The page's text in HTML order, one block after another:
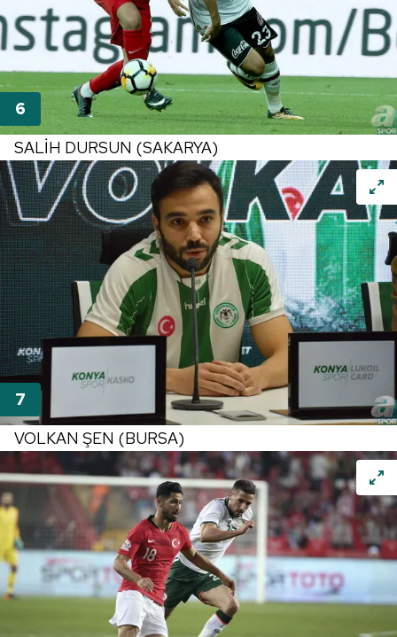
SALİH DURSUN (SAKARYA)
VOLKAN ŞEN (BURSA)